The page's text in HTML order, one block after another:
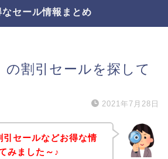
なセール情報まとめ
の割引セールを探して
2021年7月28日
セールなどお得な情
みました～♪